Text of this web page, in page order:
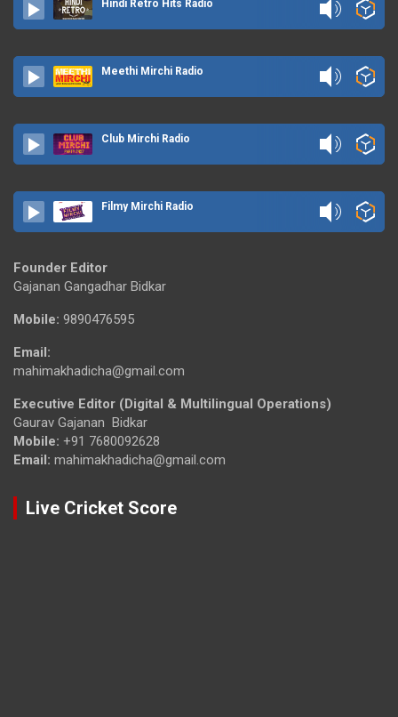
Hindi Retro Hits Radio
Meethi Mirchi Radio
Club Mirchi Radio
Filmy Mirchi Radio
Founder Editor
Gajanan Gangadhar Bidkar
Mobile: 9890476595
Email:
mahimakhadicha@gmail.com
Executive Editor (Digital & Multilingual Operations)
Gaurav Gajanan Bidkar
Mobile: +91 7680092628
Email: mahimakhadicha@gmail.com
Live Cricket Score